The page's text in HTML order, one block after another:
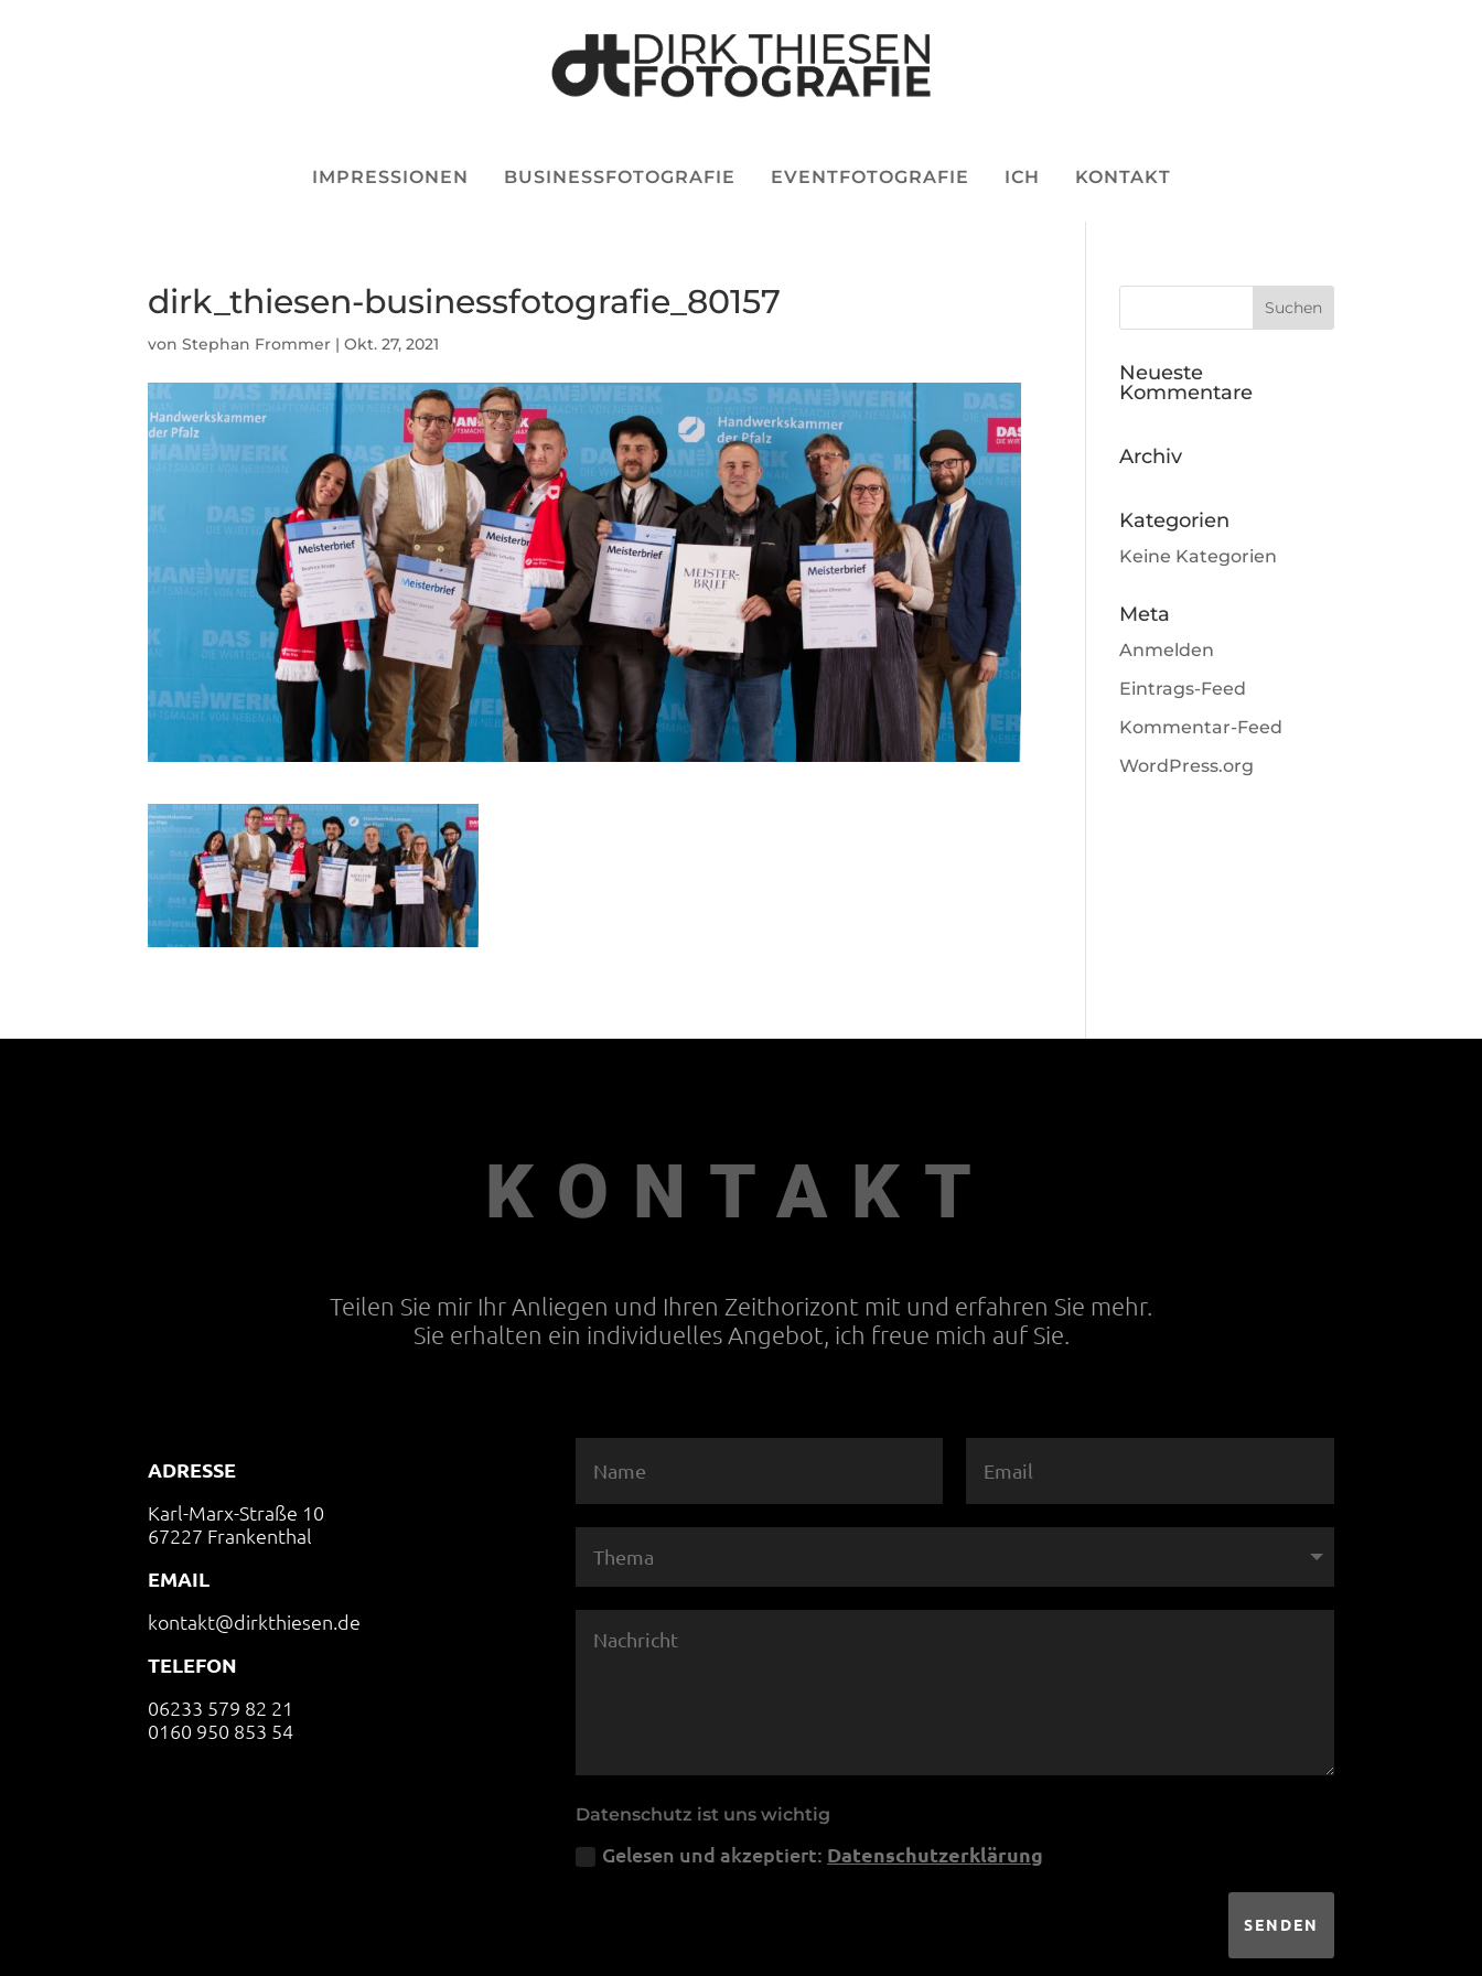
IMPRESSIONEN BUSINESSFOTOGRAFIE EVENTFOTOGRAFIE ICH KONTAKT
dirk_thiesen-businessfotografie_80157
vonStephan Frommer |Okt. 27, 2021
Neueste
Kommentare
Archiv
Kategorien
Keine Kategorien
Meta
Anmelden
Eintrags-Feed
Kommentar-Feed
WordPress.org
KONTAKT
Teilen Sie mir Ihr Anliegen und Ihren Zeithorizont mit und erfahren Sie mehr.
Sie erhalten ein individuelles Angebot, ich freue mich auf Sie.
ADRESSE
Karl-Marx-Straße 10
67227 Frankenthal
EMAIL
kontakt@dirkthiesen.de
TELEFON
06233 579 82 21
0160 950 853 54
Datenschutz ist uns wichtig
Gelesen und akzeptiert: Datenschutzerklärung
SENDEN